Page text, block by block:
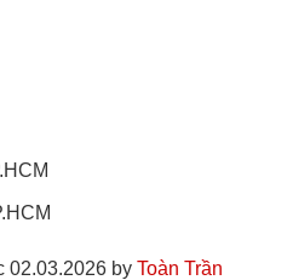
02.03.2026 by Toàn Trần